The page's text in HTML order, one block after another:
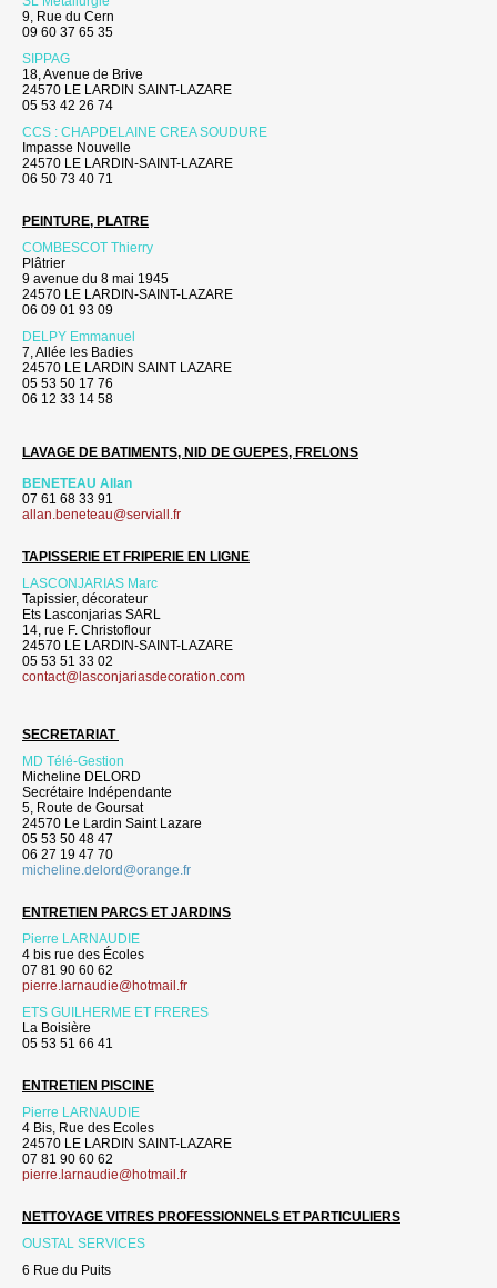
9, Rue du Cern
09 60 37 65 35
SIPPAG
18, Avenue de Brive
24570 LE LARDIN SAINT-LAZARE
05 53 42 26 74
CCS : CHAPDELAINE CREA SOUDURE
Impasse Nouvelle
24570 LE LARDIN-SAINT-LAZARE
06 50 73 40 71
PEINTURE, PLATRE
COMBESCOT Thierry
Plâtrier
9 avenue du 8 mai 1945
24570 LE LARDIN-SAINT-LAZARE
06 09 01 93 09
DELPY Emmanuel
7, Allée les Badies
24570 LE LARDIN SAINT LAZARE
05 53 50 17 76
06 12 33 14 58
LAVAGE DE BATIMENTS, NID DE GUEPES, FRELONS
BENETEAU Allan
07 61 68 33 91
allan.beneteau@serviall.fr
TAPISSERIE ET FRIPERIE EN LIGNE
LASCONJARIAS Marc
Tapissier, décorateur
Ets Lasconjarias SARL
14, rue F. Christoflour
24570 LE LARDIN-SAINT-LAZARE
05 53 51 33 02
contact@lasconjariasdecoration.com
SECRETARIAT
MD Télé-Gestion
Micheline DELORD
Secrétaire Indépendante
5, Route de Goursat
24570 Le Lardin Saint Lazare
05 53 50 48 47
06 27 19 47 70
micheline.delord@orange.fr
ENTRETIEN PARCS ET JARDINS
Pierre LARNAUDIE
4 bis rue des Écoles
07 81 90 60 62
pierre.larnaudie@hotmail.fr
ETS GUILHERME ET FRERES
La Boisière
05 53 51 66 41
ENTRETIEN PISCINE
Pierre LARNAUDIE
4 Bis, Rue des Ecoles
24570 LE LARDIN SAINT-LAZARE
07 81 90 60 62
pierre.larnaudie@hotmail.fr
NETTOYAGE VITRES PROFESSIONNELS ET PARTICULIERS
OUSTAL SERVICES
6 Rue du Puits